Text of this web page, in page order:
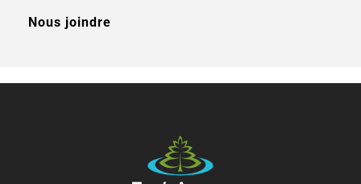
Nous joindre